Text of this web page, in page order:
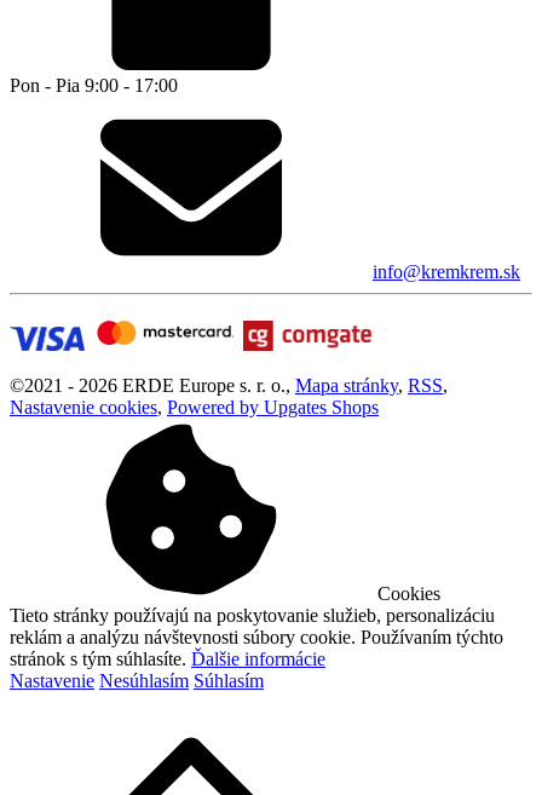
Pon - Pia 9:00 - 17:00
info@kremkrem.sk
©2021 - 2026 ERDE Europe s. r. o., Mapa stránky, RSS,
Nastavenie cookies, Powered by Upgates Shops
Cookies
Tieto stránky používajú na poskytovanie služieb, personalizáciu
reklám a analýzu návštevnosti súbory cookie. Používaním týchto
stránok s tým súhlasíte. Ďalšie informácie
Nastavenie Nesúhlasím Súhlasím